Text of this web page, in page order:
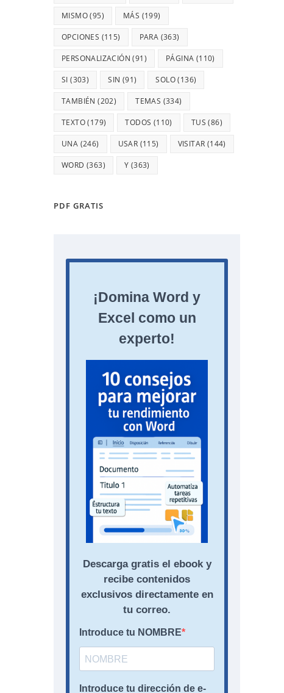
MISMO(95) MÁS (199)
OPCIONES (115) PARA (363)
PERSONALIZACIÓN (91) PÁGINA (110)
SI (303) SIN (91) SOLO(136)
TAMBIÉN (202) TEMAS (334)
TEXTO(179) TODOS (110) TUS (86)
UNA (246) USAR (115) VISITAR (144)
WORD (363) Y (363)
PDF GRATIS